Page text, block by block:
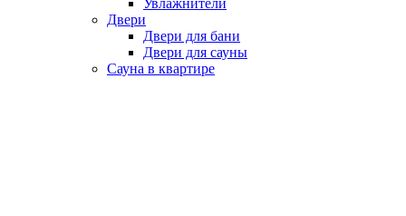
Увлажнители
Двери
Двери для бани
Двери для сауны
Сауна в квартире